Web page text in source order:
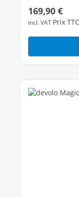
3 ports
Prix régulier :
169,90 €
incl. VAT Prix